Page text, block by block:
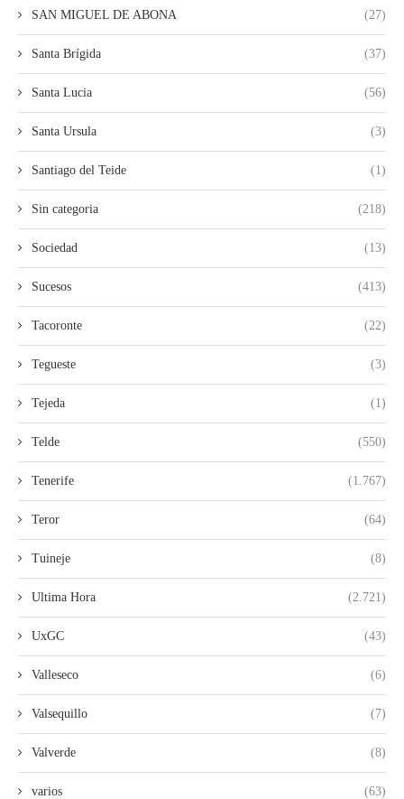
SAN MIGUEL DE ABONA (27)
Santa Brígida (37)
Santa Lucia (56)
Santa Ursula (3)
Santiago del Teide (1)
Sin categoria (218)
Sociedad (13)
Sucesos (413)
Tacoronte (22)
Tegueste (3)
Tejeda (1)
Telde (550)
Tenerife (1.767)
Teror (64)
Tuineje (8)
Ultima Hora (2.721)
UxGC (43)
Valleseco (6)
Valsequillo (7)
Valverde (8)
varios (63)